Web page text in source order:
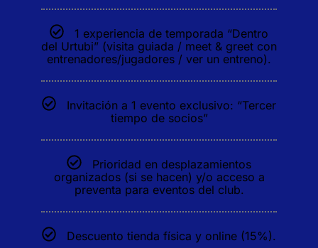
1 experiencia de temporada “Dentro
del Urtubi” (visita guiada / meet & greet con
entrenadores/jugadores / ver un entreno).
Invitación a 1 evento exclusivo: “Tercer
tiempo de socios”
Prioridad en desplazamientos
organizados (si se hacen) y/o acceso a
preventa para eventos del club.
Descuento tienda física y online (15%).